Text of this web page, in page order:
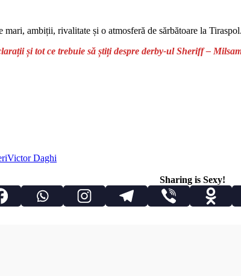
ambiții, rivalitate și o atmosferă de sărbătoare la
și tot ce trebuie să știți despre derby-ul Sheriff –
Victor Daghi
Sharing is Sexy!